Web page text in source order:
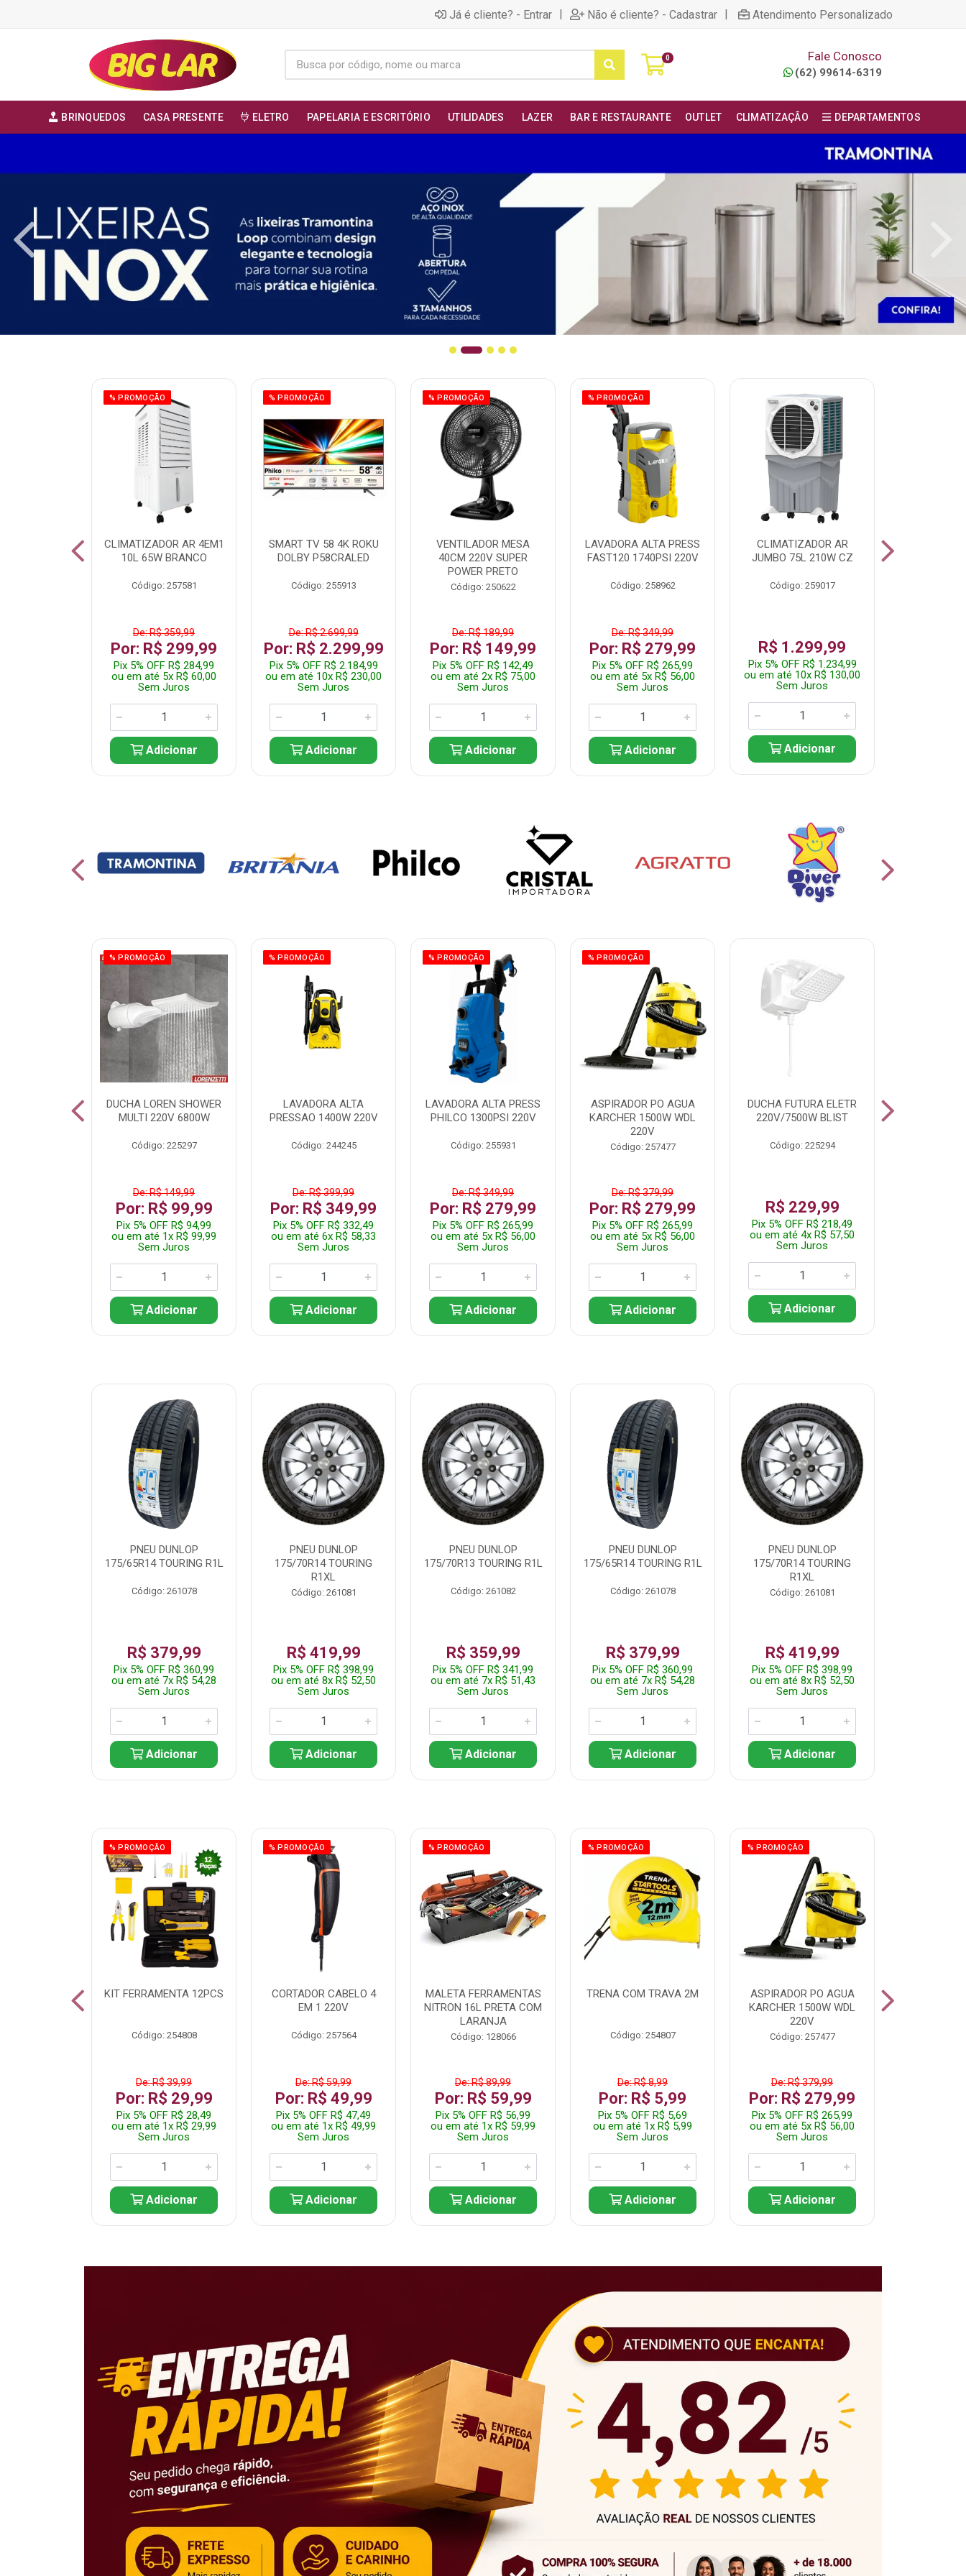
Já é cliente? - Entrar | Não é cliente? - Cadastrar | Atendimento Personalizado
0 Fale Conosco
(62) 99614-6319
BRINQUEDOS CASA PRESENTE ELETRO PAPELARIA E ESCRITÓRIO UTILIDADES LAZER BAR E RESTAURANTE OUTLET CLIMATIZAÇÃO DEPARTAMENTOS
% PROMOÇÃO
CLIMATIZADOR AR 4EM1
10L 65W BRANCO
Código: 257581
De: R$ 359,99
Por: R$ 299,99
Pix 5% OFF R$ 284,99
ou em até 5x R$ 60,00
Sem Juros
Adicionar
% PROMOÇÃO
SMART TV 58 4K ROKU
DOLBY P58CRALED
Código: 255913
De: R$ 2.699,99
Por: R$ 2.299,99
Pix 5% OFF R$ 2.184,99
ou em até 10x R$ 230,00
Sem Juros
Adicionar
% PROMOÇÃO
VENTILADOR MESA
40CM 220V SUPER
POWER PRETO
Código: 250622
De: R$ 189,99
Por: R$ 149,99
Pix 5% OFF R$ 142,49
ou em até 2x R$ 75,00
Sem Juros
Adicionar
% PROMOÇÃO
LAVADORA ALTA PRESS
FAST120 1740PSI 220V
Código: 258962
De: R$ 349,99
Por: R$ 279,99
Pix 5% OFF R$ 265,99
ou em até 5x R$ 56,00
Sem Juros
Adicionar
CLIMATIZADOR AR
JUMBO 75L 210W CZ
Código: 259017
R$ 1.299,99
Pix 5% OFF R$ 1.234,99
ou em até 10x R$ 130,00
Sem Juros
Adicionar
% PROMOÇÃO
DUCHA LOREN SHOWER
MULTI 220V 6800W
Código: 225297
De: R$ 149,99
Por: R$ 99,99
Pix 5% OFF R$ 94,99
ou em até 1x R$ 99,99
Sem Juros
Adicionar
% PROMOÇÃO
LAVADORA ALTA
PRESSAO 1400W 220V
Código: 244245
De: R$ 399,99
Por: R$ 349,99
Pix 5% OFF R$ 332,49
ou em até 6x R$ 58,33
Sem Juros
Adicionar
% PROMOÇÃO
LAVADORA ALTA PRESS
PHILCO 1300PSI 220V
Código: 255931
De: R$ 349,99
Por: R$ 279,99
Pix 5% OFF R$ 265,99
ou em até 5x R$ 56,00
Sem Juros
Adicionar
% PROMOÇÃO
ASPIRADOR PO AGUA
KARCHER 1500W WDL
220V
Código: 257477
De: R$ 379,99
Por: R$ 279,99
Pix 5% OFF R$ 265,99
ou em até 5x R$ 56,00
Sem Juros
Adicionar
DUCHA FUTURA ELETR
220V/7500W BLIST
Código: 225294
R$ 229,99
Pix 5% OFF R$ 218,49
ou em até 4x R$ 57,50
Sem Juros
Adicionar
PNEU DUNLOP
175/65R14 TOURING R1L
Código: 261078
R$ 379,99
Pix 5% OFF R$ 360,99
ou em até 7x R$ 54,28
Sem Juros
Adicionar
PNEU DUNLOP
175/70R14 TOURING
R1XL
Código: 261081
R$ 419,99
Pix 5% OFF R$ 398,99
ou em até 8x R$ 52,50
Sem Juros
Adicionar
PNEU DUNLOP
175/70R13 TOURING R1L
Código: 261082
R$ 359,99
Pix 5% OFF R$ 341,99
ou em até 7x R$ 51,43
Sem Juros
Adicionar
PNEU DUNLOP
175/65R14 TOURING R1L
Código: 261078
R$ 379,99
Pix 5% OFF R$ 360,99
ou em até 7x R$ 54,28
Sem Juros
Adicionar
PNEU DUNLOP
175/70R14 TOURING
R1XL
Código: 261081
R$ 419,99
Pix 5% OFF R$ 398,99
ou em até 8x R$ 52,50
Sem Juros
Adicionar
% PROMOÇÃO
KIT FERRAMENTA 12PCS
Código: 254808
De: R$ 39,99
Por: R$ 29,99
Pix 5% OFF R$ 28,49
ou em até 1x R$ 29,99
Sem Juros
Adicionar
% PROMOÇÃO
CORTADOR CABELO 4
EM 1 220V
Código: 257564
De: R$ 59,99
Por: R$ 49,99
Pix 5% OFF R$ 47,49
ou em até 1x R$ 49,99
Sem Juros
Adicionar
% PROMOÇÃO
MALETA FERRAMENTAS
NITRON 16L PRETA COM
LARANJA
Código: 128066
De: R$ 89,99
Por: R$ 59,99
Pix 5% OFF R$ 56,99
ou em até 1x R$ 59,99
Sem Juros
Adicionar
% PROMOÇÃO
TRENA COM TRAVA 2M
Código: 254807
De: R$ 8,99
Por: R$ 5,99
Pix 5% OFF R$ 5,69
ou em até 1x R$ 5,99
Sem Juros
Adicionar
% PROMOÇÃO
ASPIRADOR PO AGUA
KARCHER 1500W WDL
220V
Código: 257477
De: R$ 379,99
Por: R$ 279,99
Pix 5% OFF R$ 265,99
ou em até 5x R$ 56,00
Sem Juros
Adicionar